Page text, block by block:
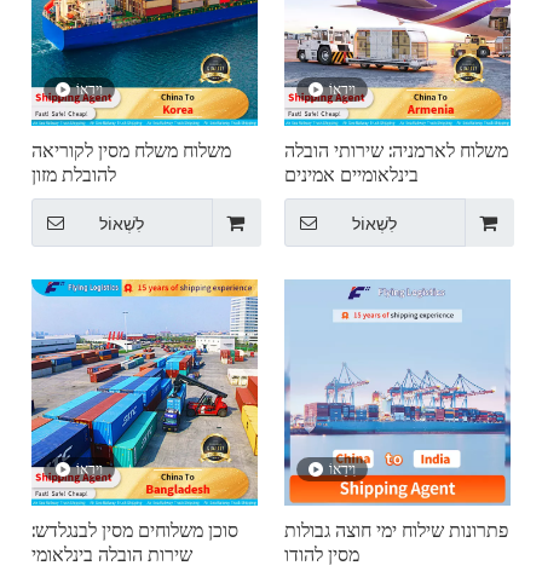
וִידֵאוֹ
משלוח משלח מסין לקוריאה
להובלת מזון
לִשְׁאוֹל
וִידֵאוֹ
משלוח לארמניה: שירותי הובלה
בינלאומיים אמינים
לִשְׁאוֹל
וִידֵאוֹ
סוכן משלוחים מסין לבנגלדש:
שירות הובלה בינלאומי
וִידֵאוֹ
פתרונות שילוח ימי חוצה גבולות
מסין להודו